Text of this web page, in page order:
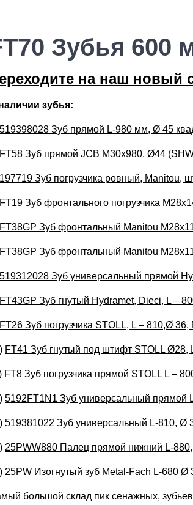
Зубья 600
на наш новый
зубья:
519398028 Зуб прямой L-980 мм, Ø 45
FT58 Зуб прямой JCB M30x980, Ø44
197719 Зуб погрузчика ровный, Manitou,
FT19 Зуб фронтального погрузчика
FT38GP Зуб фронтальный Manitou
FT38GP Зуб фронтальный Manitou
519312028 Зуб универсальный прямой
FT43GP Зуб гнутый Hydramet, Dieci, L –
FT26 Зуб погрузчика STOLL, L – 810,Ø
FT41 Зуб гнутый под штифт STOLL Ø28,
FT8 Зуб погрузчика прямой STOLL L –
5192FT1N1 Зуб универсальный прямой
519381022 Зуб универсальный L-810, Ø
25PWW880 Палец прямой нижний L-
25PW Изогнутый зуб Metal-Fach L-680 Ø
большой склад пик сенажных,